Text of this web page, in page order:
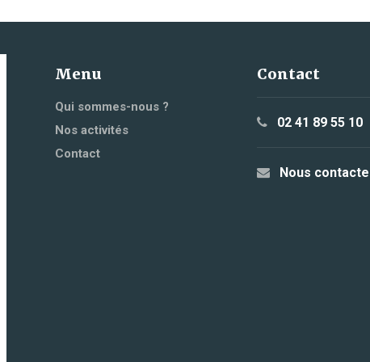
Menu
Qui sommes-nous ?
Nos activités
Contact
Contact
02 41 89 55 10
Nous